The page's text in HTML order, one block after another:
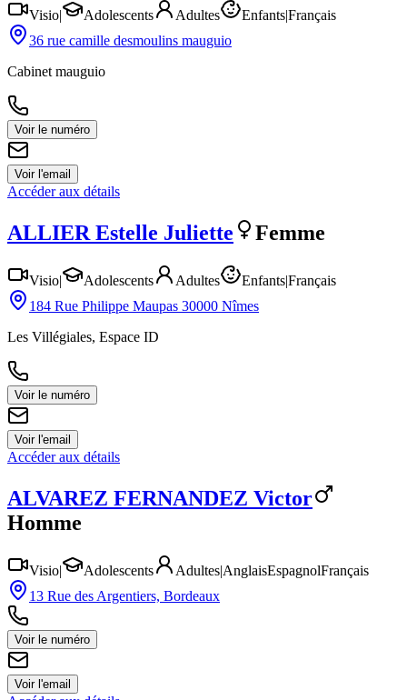
Visio| Adolescents Adultes Enfants|Français
36 rue camille desmoulins mauguio
Cabinet mauguio
Voir le numéro
Voir l'email
Accéder aux détails
ALLIER Estelle Juliette Femme
Visio| Adolescents Adultes Enfants|Français
184 Rue Philippe Maupas 30000 Nîmes
Les Villégiales, Espace ID
Voir le numéro
Voir l'email
Accéder aux détails
ALVAREZ FERNANDEZ Victor
Homme
Visio| Adolescents Adultes|AnglaisEspagnolFrançais
13 Rue des Argentiers, Bordeaux
Voir le numéro
Voir l'email